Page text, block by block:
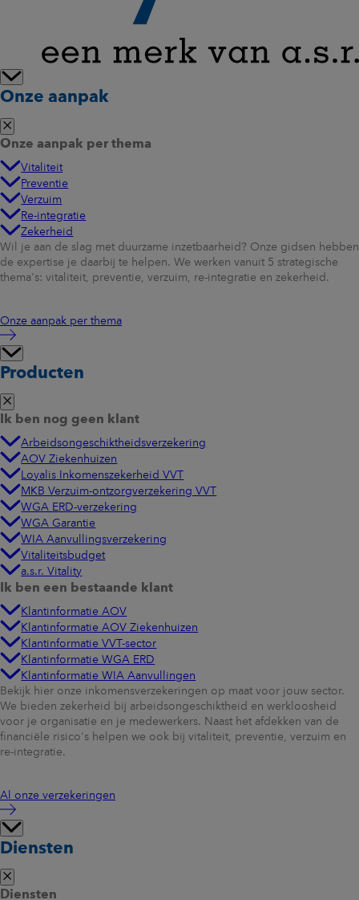
Onze aanpak
Onze aanpak per thema
Vitaliteit
Preventie
Verzuim
Re-integratie
Zekerheid
Wil je aan de slag met duurzame inzetbaarheid? Onze gidsen hebben
de expertise je daarbij te helpen. We werken vanuit 5 strategische
thema's: vitaliteit, preventie, verzuim, re-integratie en zekerheid.
Onze aanpak per thema
Producten
Ik ben nog geen klant
Arbeidsongeschiktheidsverzekering
AOV Ziekenhuizen
Loyalis Inkomenszekerheid VVT
MKB Verzuim-ontzorgverzekering VVT
WGA ERD-verzekering
WGA Garantie
WIA Aanvullingsverzekering
Vitaliteitsbudget
a.s.r. Vitality
Ik ben een bestaande klant
Klantinformatie AOV
Klantinformatie AOV Ziekenhuizen
Klantinformatie VVT-sector
Klantinformatie WGA ERD
Klantinformatie WIA Aanvullingen
Bekijk hier onze inkomensverzekeringen op maat voor jouw sector.
We bieden zekerheid bij arbeidsongeschiktheid en werkloosheid
voor je organisatie en je medewerkers. Naast het afdekken van de
financiële risico's helpen we ook bij vitaliteit, preventie, verzuim en
re-integratie.
Al onze verzekeringen
Diensten
Diensten